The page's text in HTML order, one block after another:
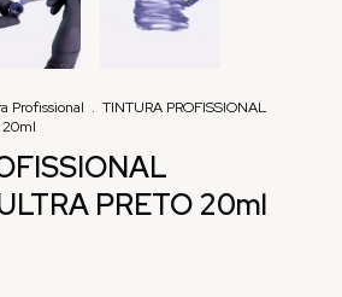
Profissional . TINTURA PROFISSIONAL
20ml
PRETO 20ml